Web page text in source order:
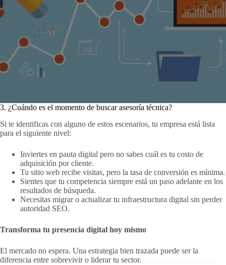
3. ¿Cuándo es el momento de buscar asesoría técnica?
Si te identificas con alguno de estos escenarios, tu empresa está lista
para el siguiente nivel:
Inviertes en pauta digital pero no sabes cuál es tu costo de
adquisición por cliente.
Tu sitio web recibe visitas, pero la tasa de conversión es mínima.
Sientes que tu competencia siempre está un paso adelante en los
resultados de búsqueda.
Necesitas migrar o actualizar tu infraestructura digital sin perder
autoridad SEO.
Transforma tu presencia digital hoy mismo
El mercado no espera. Una estrategia bien trazada puede ser la
diferencia entre sobrevivir o liderar tu sector.